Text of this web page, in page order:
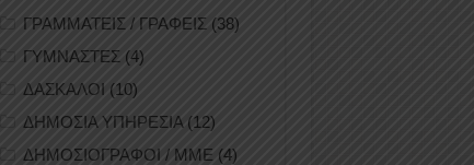
ΓΡΑΜΜΑΤΕΙΣ / ΓΡΑΦΕΙΣ (38)
ΓΥΜΝΑΣΤΕΣ (4)
ΔΑΣΚΑΛΟΙ (10)
ΔΗΜΟΣΙΑ ΥΠΗΡΕΣΙΑ (12)
ΔΗΜΟΣΙΟΓΡΑΦΟΙ / ΜΜΕ (4)